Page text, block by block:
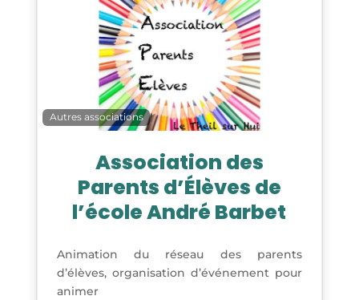
Autres associations
Association des
Parents d’Élèves de
l’école André Barbet
Animation du réseau des parents
d’élèves, organisation d’événement pour
animer